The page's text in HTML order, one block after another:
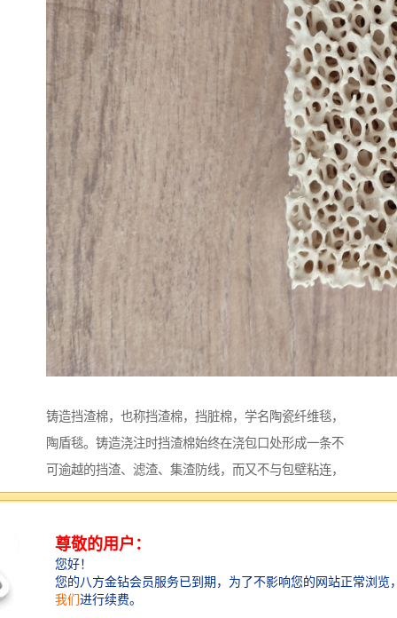
铸造挡渣棉，也称挡渣棉，挡脏棉，学名陶瓷纤维毯，
陶盾毯。铸造浇注时挡渣棉始终在浇包口处形成一条不
可逾越的挡渣、滤渣、集渣防线，而又不与包壁粘连，
挡渣棉有好的隔热、保温、遮光、防作用，使用挡渣棉
注完毕挡渣棉一扒即落